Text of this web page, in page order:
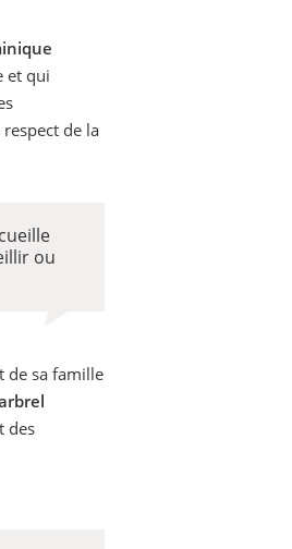
et qui
de la
ou
de sa famille
des